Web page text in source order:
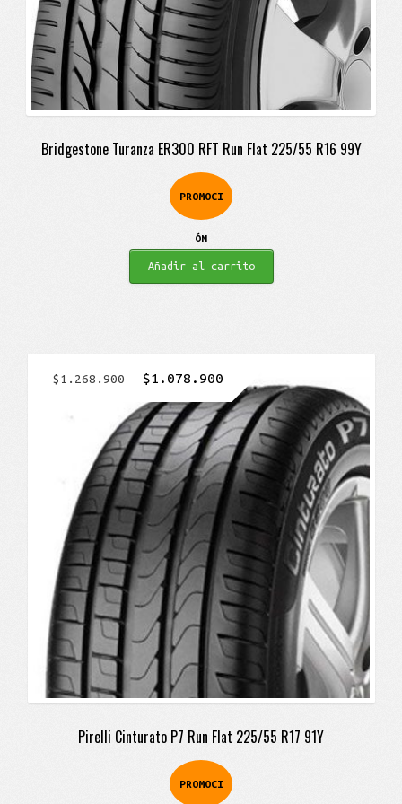
Bridgestone Turanza ER300 RFT Run Flat 225/55 R16 99Y
PROMOCI
ÓN
Añadir al carrito
Pirelli Cinturato P7 Run Flat 225/55 R17 91Y
PROMOCI
$1.268.900
El
precio
original
era:
$1.268.900.
$1.078.900El
precio
actual
es:
$1.078.900.